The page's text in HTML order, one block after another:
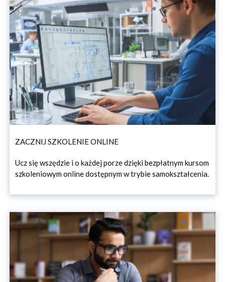
ZACZNIJ SZKOLENIE ONLINE
Ucz się wszędzie i o każdej porze dzięki bezpłatnym kursom
szkoleniowym online dostępnym w trybie samokształcenia.